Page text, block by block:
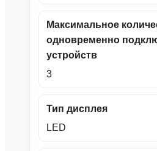
Максимальное
одновременно
устройств
3
Тип дисплея
LED